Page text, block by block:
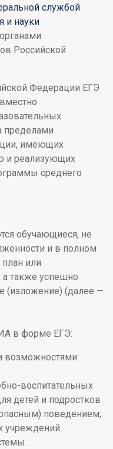
службой
и науки
Российской
Федерации ЕГЭ
пределами
имеющих
и реализующих
среднего
обучающиеся, не
и в полном
или
также успешно
(изложение) (далее —
в форме ЕГЭ:
возможностями
воспитательных
детей и подростков
поведением;
учреждений